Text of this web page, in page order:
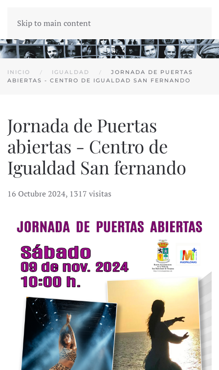
Skip to main content
INICIO IGUALDAD
JORNADA DE PUERTAS
ABIERTAS - CENTRO DE IGUALDAD SAN FERNANDO
Jornada de Puertas
abiertas - Centro de
Igualdad San fernando
16 Octubre 2024, 1317 visitas